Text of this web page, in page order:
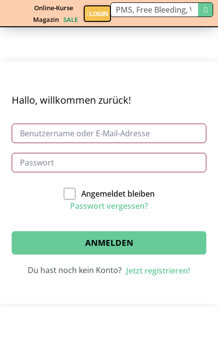
Online-Kurse
Magazin SALE
LOGIN
Hallo, willkommen zurück!
Angemeldet bleiben
Passwort vergessen?
ANMELDEN
Du hast noch kein Konto? Jetzt registrieren!